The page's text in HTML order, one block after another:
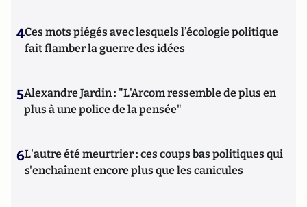
4Ces mots piégés avec lesquels l’écologie politique
fait flamber la guerre des idées
5Alexandre Jardin : "L'Arcom ressemble de plus en
plus à une police de la pensée"
6L'autre été meurtrier : ces coups bas politiques qui
s'enchaînent encore plus que les canicules